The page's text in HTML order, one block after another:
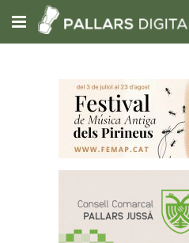
Subscriu-t'hi
Portada